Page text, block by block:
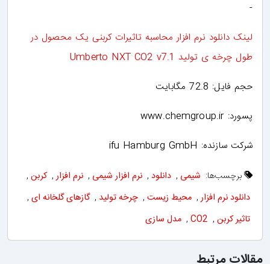
-
لینک دانلود نرم افزار محاسبه تاثیرات کربنی یک محصول در
طول چرخه ی تولید Umberto NXT CO2 v7.1
حجم فایل: 72.8 مگابایت
پسورد: www.chemgroup.ir
شرکت سازنده: ifu Hamburg GmbH
برچسب‌ها: شیمی , دانلود , نرم افزار شیمی , نرم افزار , کربن ,
دانلود نرم افزار , محیط زیست , چرخه تولید , گازهای گلخانه ای ,
تاثیر کربن ,
CO2
, مدل سازی
مقالات مرتبط